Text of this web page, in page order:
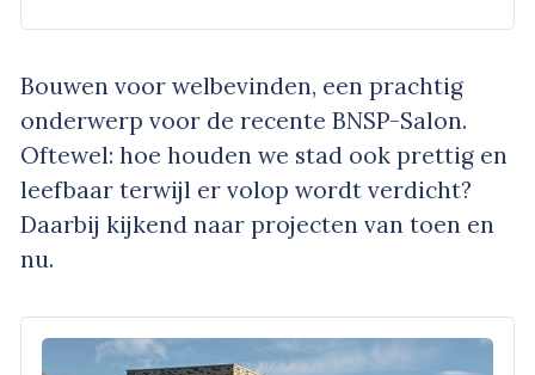
Bouwen voor welbevinden, een prachtig
onderwerp voor de recente BNSP-Salon.
Oftewel: hoe houden we stad ook prettig en
leefbaar terwijl er volop wordt verdicht?
Daarbij kijkend naar projecten van toen en
nu.